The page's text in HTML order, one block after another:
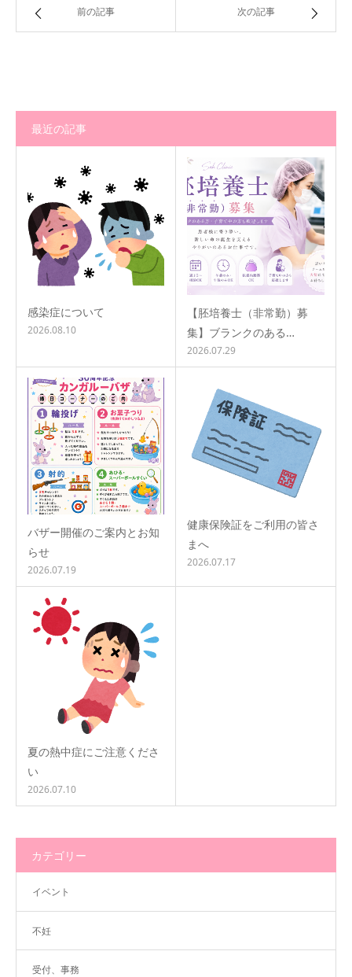
前の記事 次の記事
最近の記事
感染症について
2026.08.10
【胚培養士（非常勤）募
集】ブランクのある…
2026.07.29
バザー開催のご案内とお知
らせ
2026.07.19
健康保険証をご利用の皆さ
まへ
2026.07.17
夏の熱中症にご注意くださ
い
2026.07.10
カテゴリー
イベント
不妊
受付、事務